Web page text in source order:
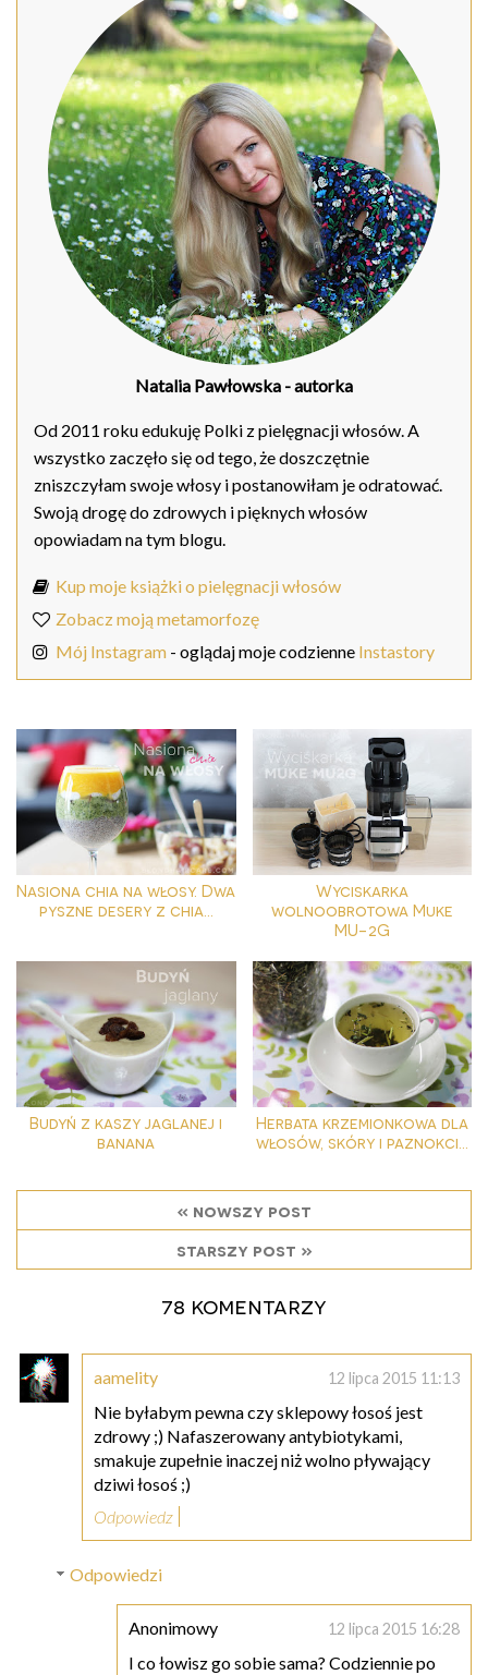
Natalia Pawłowska - autorka
Od 2011 roku edukuję Polki z pielęgnacji włosów. A
wszystko zaczęło się od tego, że doszczętnie
zniszczyłam swoje włosy i postanowiłam je odratować.
Swoją drogę do zdrowych i pięknych włosów
opowiadam na tym blogu.
Kup moje książki o pielęgnacji włosów
Zobacz moją metamorfozę
Mój Instagram - oglądaj moje codzienne Instastory
Nasiona chia na włosy. Dwa
pyszne desery z chia...
Wyciskarka
wolnoobrotowa Muke
MU-2G
Budyń z kaszy jaglanej i
banana
Herbata krzemionkowa dla
włosów, skóry i paznokci...
« nowszy post
starszy post »
78 komentarzy
aamelity 12 lipca 2015 11:13
Nie byłabym pewna czy sklepowy łosoś jest
zdrowy ;) Nafaszerowany antybiotykami,
smakuje zupełnie inaczej niż wolno pływający
dziwi łosoś ;)
Odpowiedz
Odpowiedzi
Anonimowy 12 lipca 2015 16:28
I co łowisz go sobie sama? Codziennie po